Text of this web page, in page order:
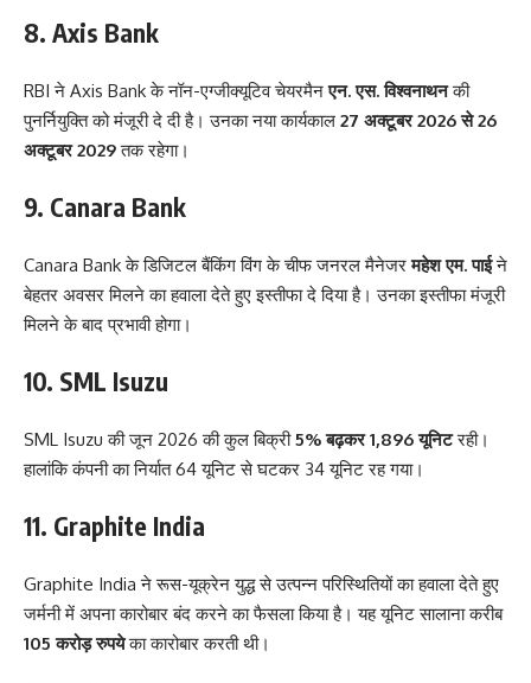
8. Axis Bank
RBI ने Axis Bank के नॉन-एग्जीक्यूटिव चेयरमैनएन. एस. विश्वनाथनकी
पुनर्नियुक्ति को मंजूरी दे दी है। उनका नया कार्यकाल 27 अक्टूबर 2026 से 26
अक्टूबर 2029तक रहेगा।
9. Canara Bank
Canara Bank के डिजिटल बैंकिंग विंग के चीफ जनरल मैनेजरमहेश एम. पाईने
बेहतर अवसर मिलने का हवाला देते हुए इस्तीफा दे दिया है। उनका इस्तीफा मंजूरी
मिलने के बाद प्रभावी होगा।
10. SML Isuzu
SML Isuzu की जून 2026 की कुल बिक्री5% बढ़कर 1,896 यूनिटरही।
हालांकि कंपनी का निर्यात 64 यूनिट से घटकर 34 यूनिट रह गया।
11. Graphite India
Graphite India ने रूस-यूक्रेन युद्ध से उत्पन्न परिस्थितियों का हवाला देते हुए
जर्मनी में अपना कारोबार बंद करने का फैसला किया है। यह यूनिट सालाना करीब
105 करोड़ रुपयेका कारोबार करती थी।